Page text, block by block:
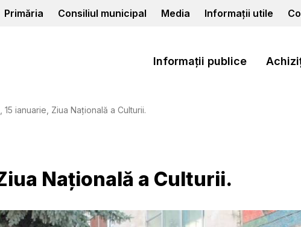
Primăria Consiliul municipal Media Informații utile
Informații publice
15 ianuarie, Ziua Națională a Culturii.
Națională a Culturii.